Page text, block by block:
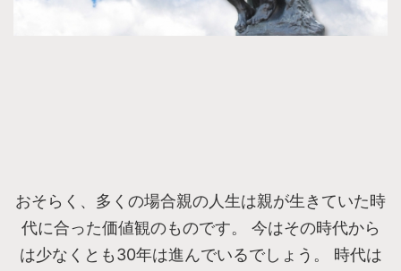
おそらく、多くの場合親の人生は親が生きていた時
代に合った価値観のものです。 今はその時代から
は少なくとも30年は進んでいるでしょう。 時代は